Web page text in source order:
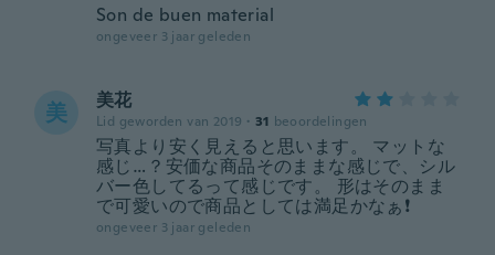
Son de buen material
ongeveer 3 jaar geleden
美 美花
Lid geworden van 2019 · 31 beoordelingen
写真より安く見えると思います。 マットな
感じ…？安価な商品そのままな感じで、シル
バー色してるって感じです。 形はそのまま
で可愛いので商品としては満足かなぁ❗
ongeveer 3 jaar geleden